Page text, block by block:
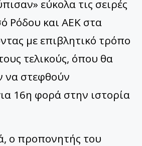
εύκολα τις σειρές
Ρόδου και ΑΕΚ στα
με επιβλητικό τρόπο
τελικούς, όπου θα
στεφθούν
16η φορά στην ιστορία
ο προπονητής του